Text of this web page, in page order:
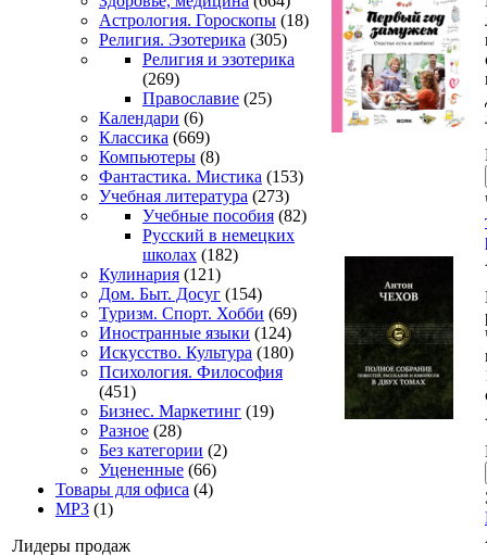
Астрология. Гороскопы (18)
Религия. Эзотерика (305)
Религия и эзотерика
(269)
Православие (25)
Календари (6)
Классика (669)
Компьютеры (8)
Фантастика. Мистика (153)
Учебная литература (273)
Учебные пособия (82)
Русский в немецких
школах (182)
Кулинария (121)
Дом. Быт. Досуг (154)
Туризм. Спорт. Хобби (69)
Иностранные языки (124)
Искусство. Культура (180)
Психология. Философия
(451)
Бизнес. Маркетинг (19)
Разное (28)
Без категории (2)
Уцененные (66)
Товары для офиса (4)
MP3 (1)
Лидеры продаж